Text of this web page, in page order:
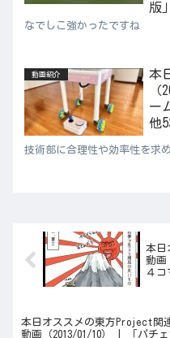
版
なでしこ強かったですね
動画紹介
本
ー
他
技術部に合理性や効率性を求
本日
動画
４コ
本日オススメの東方Project関
動画（2013/01/10） | 「パチ